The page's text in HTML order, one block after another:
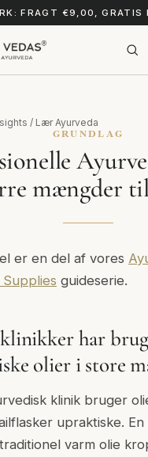
FRAGT €9,00, GRATIS
/ Lær Ayurveda
GRUNDLAG
mængder
er en del af vores
guideserie.
har
olier i store
klinik bruger
upraktiske. En
varm olie